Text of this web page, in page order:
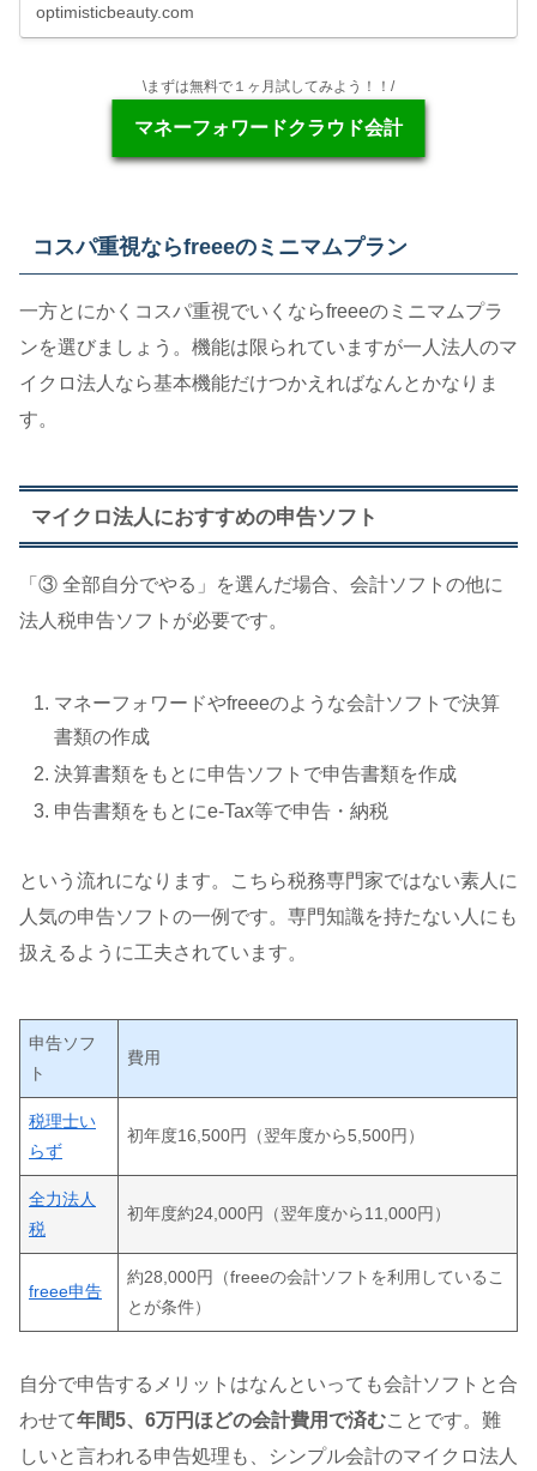
optimisticbeauty.com
\まずは無料で１ヶ月試してみよう！！/
マネーフォワードクラウド会計
コスパ重視ならfreeeのミニマムプラン
一方とにかくコスパ重視でいくならfreeeのミニマムプラ
ンを選びましょう。機能は限られていますが一人法人のマ
イクロ法人なら基本機能だけつかえればなんとかなりま
す。
マイクロ法人におすすめの申告ソフト
「③ 全部自分でやる」を選んだ場合、会計ソフトの他に
法人税申告ソフトが必要です。
マネーフォワードやfreeeのような会計ソフトで決算
書類の作成
決算書類をもとに申告ソフトで申告書類を作成
申告書類をもとにe-Tax等で申告・納税
という流れになります。こちら税務専門家ではない素人に
人気の申告ソフトの一例です。専門知識を持たない人にも
扱えるように工夫されています。
申告ソフ
ト
費用
税理士い
らず
初年度16,500円（翌年度から5,500円）
全力法人
税
初年度約24,000円（翌年度から11,000円）
freee申告
約28,000円（freeeの会計ソフトを利用しているこ
とが条件）
自分で申告するメリットはなんといっても会計ソフトと合
わせて年間5、6万円ほどの会計費用で済むことです。難
しいと言われる申告処理も、シンプル会計のマイクロ法人